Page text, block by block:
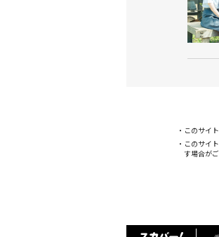
このサイ
このサイ
す場合が